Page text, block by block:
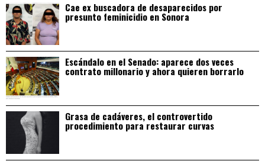
Cae ex buscadora de desaparecidos por
presunto feminicidio en Sonora
Escándalo en el Senado: aparece dos veces
contrato millonario y ahora quieren borrarlo
Grasa de cadáveres, el controvertido
procedimiento para restaurar curvas